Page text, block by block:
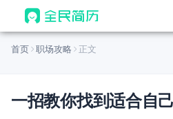
首页
AI 生成简历
首页 职场攻略 正文
一招教你找到适合自